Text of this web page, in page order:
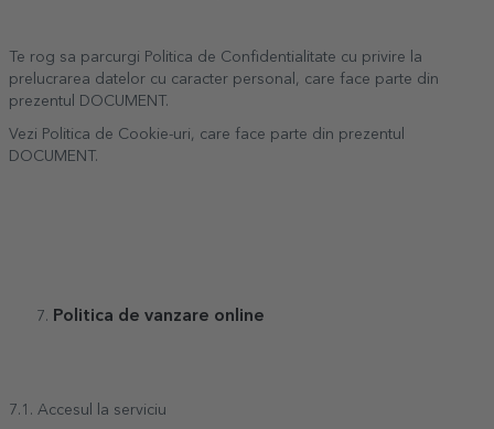
Te rog sa parcurgi Politica de Confidentialitate cu privire la
prelucrarea datelor cu caracter personal, care face parte din
prezentul DOCUMENT.
Vezi Politica de Cookie-uri, care face parte din prezentul
DOCUMENT.
Politica de vanzare online
7.1. Accesul la serviciu